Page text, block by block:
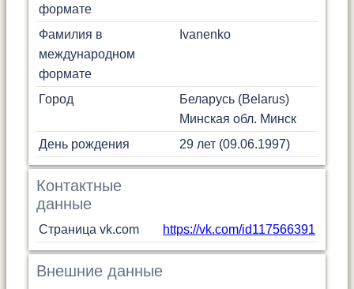
формате
Фамилия в
международном
формате
Ivanenko
Город
Беларусь (Belarus)
Минская обл. Минск
День рождения
29 лет (09.06.1997)
Контактные
данные
Страница vk.com https://vk.com/id117566391
Внешние данные